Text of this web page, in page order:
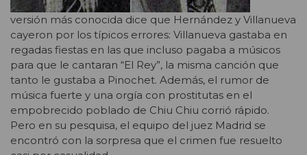
versión más conocida dice que Hernández y Villanueva
cayeron por los típicos errores: Villanueva gastaba en
regadas fiestas en las que incluso pagaba a músicos
para que le cantaran “El Rey”, la misma canción que
tanto le gustaba a Pinochet. Además, el rumor de
música fuerte y una orgía con prostitutas en el
empobrecido poblado de Chiu Chiu corrió rápido.
Pero en su pesquisa, el equipo del juez Madrid se
encontró con la sorpresa que el crimen fue resuelto